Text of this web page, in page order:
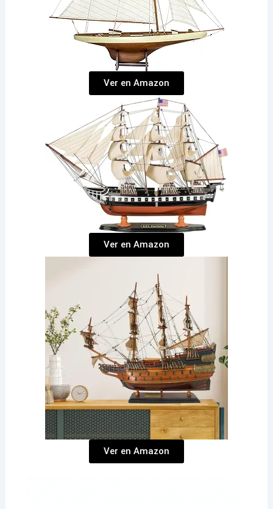
Ver en Amazon
Ver en Amazon
Ver en Amazon